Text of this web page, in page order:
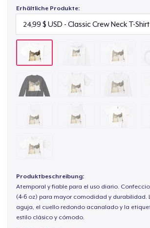
Erhältliche Produkte:
Produktbeschreibung:
Atemporal y fiable para el uso diario.
(4-6 oz) para mayor comodidad y durabilidad.
aguja, el cuello redondo acanalado y la
estilo clásico y cómodo.